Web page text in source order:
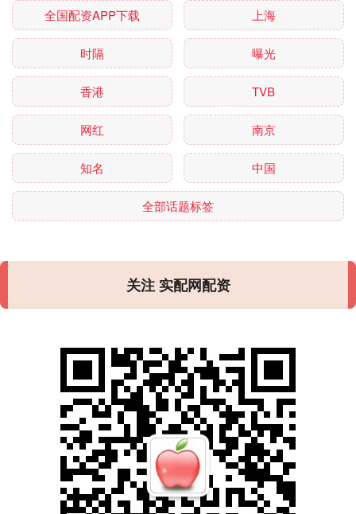
全国配资APP下载 上海
时隔 曝光
香港 TVB
网红 南京
知名 中国
全部话题标签
关注 实配网配资